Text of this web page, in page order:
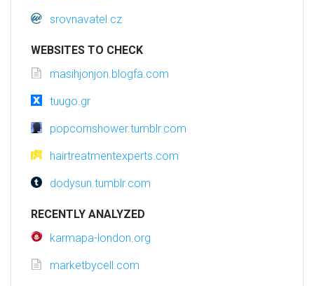
srovnavatel.cz
WEBSITES TO CHECK
masihjonjon.blogfa.com
tuugo.gr
popcornshower.tumblr.com
hairtreatmentexperts.com
dodysun.tumblr.com
RECENTLY ANALYZED
karmapa-london.org
marketbycell.com